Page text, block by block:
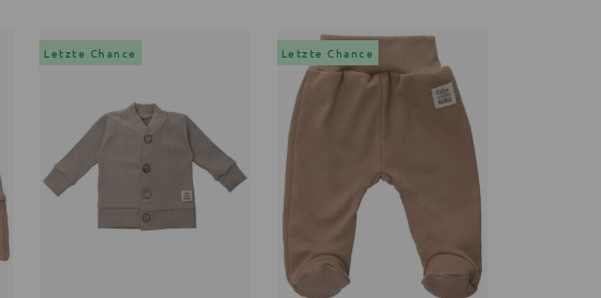
Letzte Chance Letzte Chance